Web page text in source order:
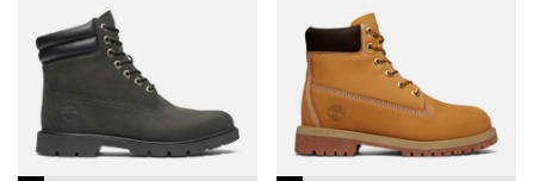
추
가
추
가